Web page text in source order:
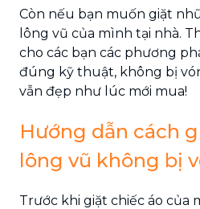
Còn nếu bạn muốn giặt
lông vũ của mình tại nhà.
cho các bạn các phương
đúng kỹ thuật, không bị
vẫn đẹp như lúc mới mua!
Hướng dẫn cách
lông vũ không bị
Trước khi giặt chiếc áo của